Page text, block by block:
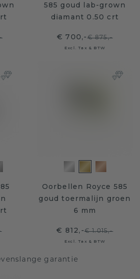
585 goud lab-grown
diamant 0.50 crt
€ 700,-€ 875,-
Excl. Tax & BTW
Oorbellen Royce 585
goud toermalijn groen
6 mm
€ 812,-€ 1.015,-
Excl. Tax & BTW
garantie